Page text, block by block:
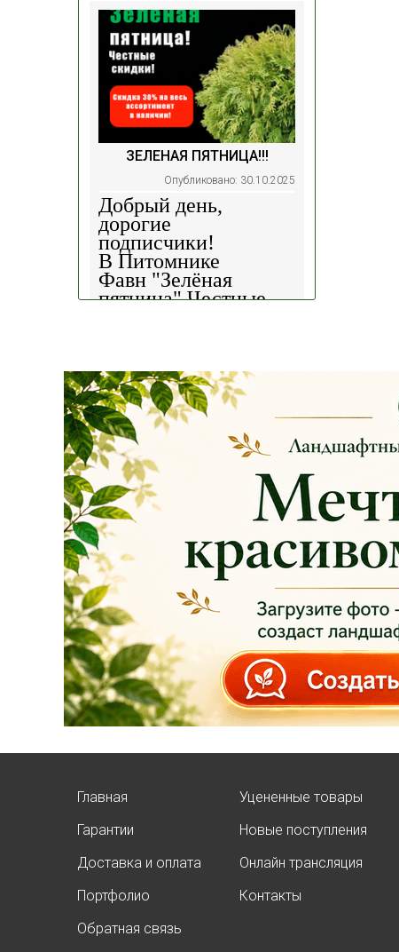
ЗЕЛЕНАЯ ПЯТНИЦА!!!
Опубликовано: 30.10.2025
Добрый день,
дорогие
подписчики!
В Питомнике
Фавн "Зелёная
пятница".Честные
площадках!
Сроки проведения
акции: с 29.10 2025 -
04.11.2025
!!! Цены
на сайте и на
площадке указаны
БЕЗ учёта скидки!!!
Успейте приобрести
качественные
растения и украсить
свой сад! Всех ждём
в нашем питомнике!
ЧИТАТЬ ДАЛЕЕ
Добрый день, дорогие
У нас началась
Главная
Гарантии
Доставка и оплата
Портфолио
Обратная связь
Уцененные товары
Новые поступления
Онлайн трансляция
Контакты